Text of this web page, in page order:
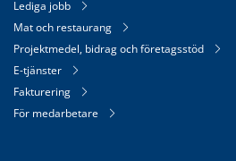
Lediga jobb
Mat och restaurang
Projektmedel, bidrag och företagsstöd
E-tjänster
Fakturering
För medarbetare